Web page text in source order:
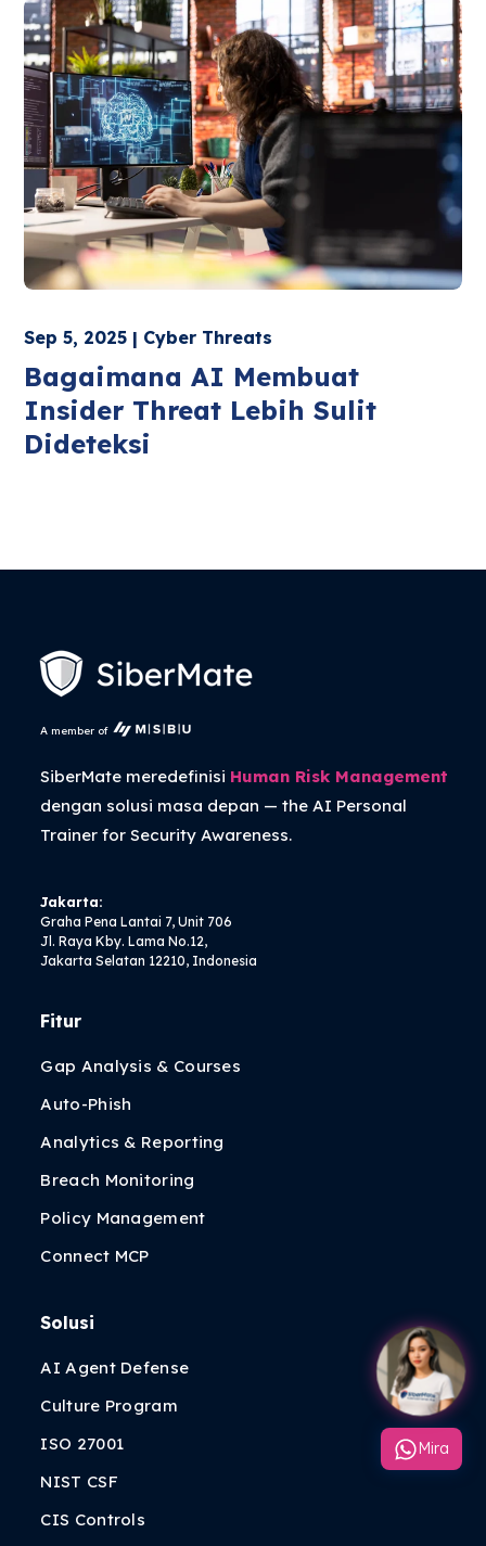
Sep 5, 2025 | Cyber Threats
Bagaimana AI Membuat
Insider Threat Lebih Sulit
Dideteksi
A member of
SiberMate meredefinisi Human Risk Management
dengan solusi masa depan — theAI Personal
Trainerfor Security Awareness.
Jakarta:
Graha Pena Lantai 7, Unit 706
Jl. Raya Kby. Lama No.12,
Jakarta Selatan 12210, Indonesia
Fitur
Gap Analysis & Courses
Auto-Phish
Analytics & Reporting
Breach Monitoring
Policy Management
Connect MCP
Solusi
AI Agent Defense
Culture Program
ISO 27001
NIST CSF
CIS Controls
Mira